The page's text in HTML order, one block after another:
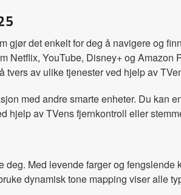
gjør det enkelt for deg å navigere og
Netflix, YouTube, Disney+ og
av ulike tjenester ved hjelp av
med andre smarte enheter. Du kan
hjelp av TVens fjernkontroll eller
Med levende farger og
dynamisk tone mapping viser alle